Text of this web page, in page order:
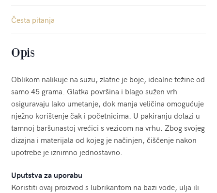
Česta pitanja
Opis
Oblikom nalikuje na suzu, zlatne je boje, idealne težine od
samo 45 grama. Glatka površina i blago sužen vrh
osiguravaju lako umetanje, dok manja veličina omogućuje
nježno korištenje čak i početnicima. U pakiranju dolazi u
tamnoj baršunastoj vrećici s vezicom na vrhu. Zbog svojeg
dizajna i materijala od kojeg je načinjen, čiščenje nakon
upotrebe je iznimno jednostavno.
Uputstva za uporabu
Koristiti ovaj proizvod s lubrikantom na bazi vode, ulja ili